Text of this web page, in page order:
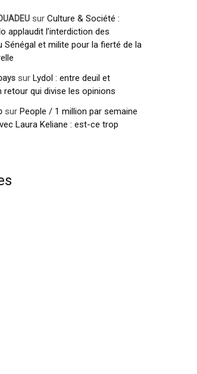
sur Culture & Société :
applaudit l’interdiction des
Sénégal et milite pour la fierté de la
sur Lydol : entre deuil et
retour qui divise les opinions
sur People / 1 million par semaine
Laura Keliane : est-ce trop